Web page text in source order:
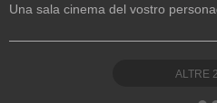
Una sala cinema del vostro
ALTRE